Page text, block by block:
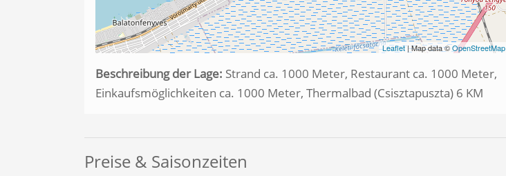
Leaflet| Map data ©OpenStreetMap
Beschreibung der Lage: Strand ca. 1000 Meter, Restaurant ca. 1000 Meter,
Einkaufsmöglichkeiten ca. 1000 Meter, Thermalbad (Csisztapuszta) 6 KM
Preise & Saisonzeiten